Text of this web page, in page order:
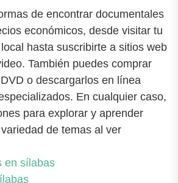
de encontrar documentales
económicos, desde visitar tu
hasta suscribirte a sitios web
También puedes comprar
o descargarlos en línea
En cualquier caso,
para explorar y aprender
de temas al ver
en sílabas